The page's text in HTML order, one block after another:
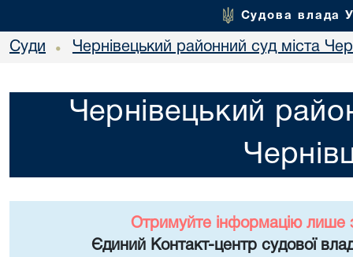
Судова влада
Суди • Чернівецький районний суд міста
Чернівецький
Отримуйте інформацію лише
Єдиний Контакт-центр судової